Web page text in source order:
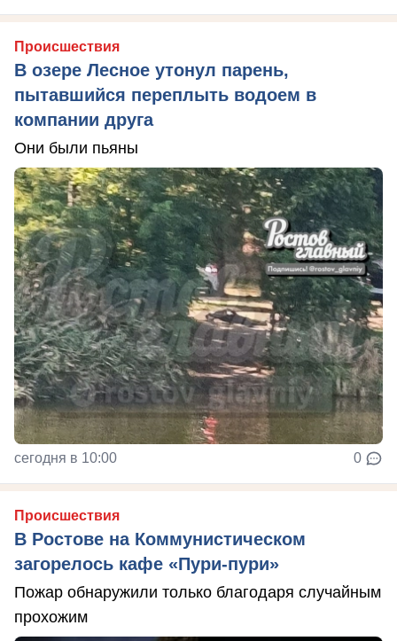
Происшествия
В озере Лесное утонул парень,
пытавшийся переплыть водоем в
компании друга
Они были пьяны
сегодня в 10:00 0
Происшествия
В Ростове на Коммунистическом
загорелось кафе «Пури-пури»
Пожар обнаружили только благодаря случайным
прохожим